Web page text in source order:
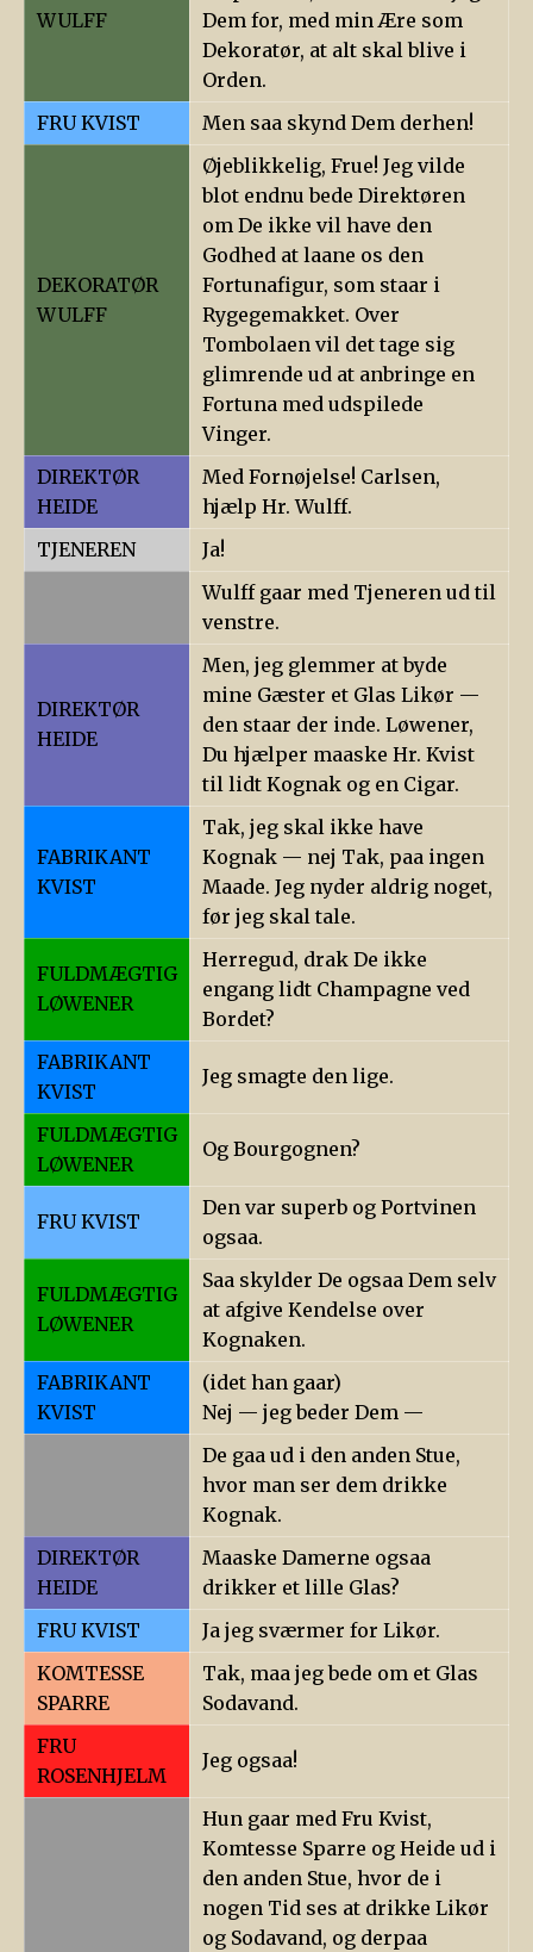
WULFF
Dem for, med min Ære som
Dekoratør, at alt skal blive i
Orden.
FRU KVIST
Men saa skynd Dem derhen!
DEKORATØR
WULFF
Øjeblikkelig, Frue! Jeg vilde
blot endnu bede Direktøren
om De ikke vil have den
Godhed at laane os den
Fortunafigur, som staar i
Rygegemakket. Over
Tombolaen vil det tage sig
glimrende ud at anbringe en
Fortuna med udspilede
Vinger.
DIREKTØR
HEIDE
Med Fornøjelse! Carlsen,
hjælp Hr. Wulff.
TJENEREN
Ja!
Wulff gaar med Tjeneren ud til
venstre.
DIREKTØR
HEIDE
Men, jeg glemmer at byde
mine Gæster et Glas Likør —
den staar der inde. Løwener,
Du hjælper maaske Hr. Kvist
til lidt Kognak og en Cigar.
FABRIKANT
KVIST
Tak, jeg skal ikke have
Kognak — nej Tak, paa ingen
Maade. Jeg nyder aldrig noget,
før jeg skal tale.
FULDMÆGTIG
LØWENER
Herregud, drak De ikke
engang lidt Champagne ved
Bordet?
FABRIKANT
KVIST
Jeg smagte den lige.
FULDMÆGTIG
LØWENER
Og Bourgognen?
FRU KVIST
Den var superb og Portvinen
ogsaa.
FULDMÆGTIG
LØWENER
Saa skylder De ogsaa Dem selv
at afgive Kendelse over
Kognaken.
FABRIKANT
KVIST
(idet han gaar)
Nej — jeg beder Dem —
De gaa ud i den anden Stue,
hvor man ser dem drikke
Kognak.
DIREKTØR
HEIDE
Maaske Damerne ogsaa
drikker et lille Glas?
FRU KVIST
Ja jeg sværmer for Likør.
KOMTESSE
SPARRE
Tak, maa jeg bede om et Glas
Sodavand.
FRU
ROSENHJELM
Jeg ogsaa!
Hun gaar med Fru Kvist,
Komtesse Sparre og Heide ud i
den anden Stue, hvor de i
nogen Tid ses at drikke Likør
og Sodavand, og derpaa